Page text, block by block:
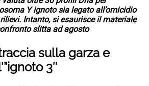
Y ignoto sia legato all’omicidio
Intanto, si esaurisce il materiale
slitta ad agosto
sulla garza e
3″